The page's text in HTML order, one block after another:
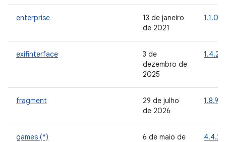
enterprise
13 de janeiro
de 2021
1.1.0
exifinterface
3 de
dezembro de
2025
1.4.2
fragment
29 de julho
de 2026
1.8.9
games (*)
6 de maio de
4.4.2